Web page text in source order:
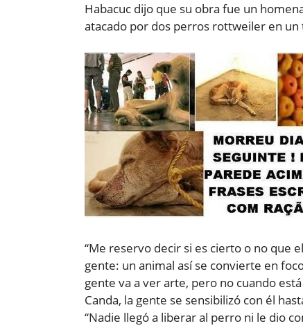
Habacuc dijo que su obra fue un
atacado por dos perros rottweiler en un
“Me reservo decir si es cierto o no que
gente: un animal así se convierte en
gente va a ver arte, pero no cuando
Canda, la gente se sensibilizó con él
“Nadie llegó a liberar al perro ni le dio